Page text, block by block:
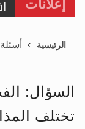
إعلانات
الرئيسية
السؤال:
تختلف